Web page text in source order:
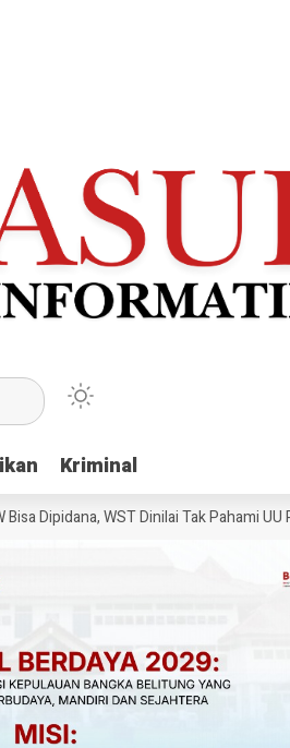
Kriminal
Kriminal
WST Dinilai Tak Pahami UU Pers